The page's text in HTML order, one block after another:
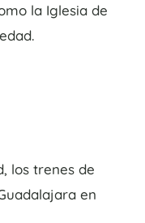
la Iglesia de
los trenes de
en